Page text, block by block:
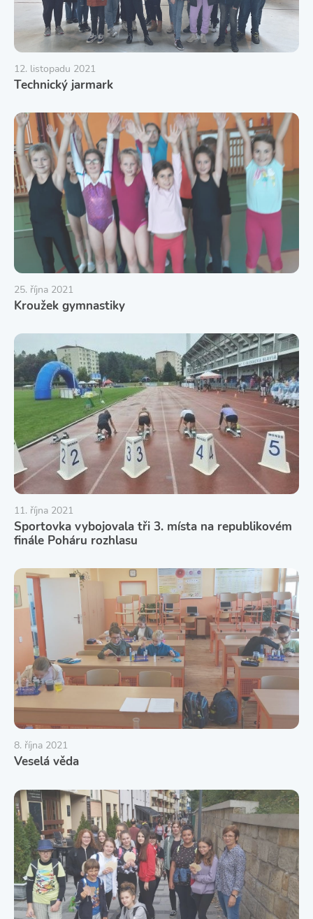
12. listopadu 2021
Technický jarmark
25. října 2021
Kroužek gymnastiky
11. října 2021
Sportovka vybojovala tři 3. místa na republikovém
finále Poháru rozhlasu
8. října 2021
Veselá věda